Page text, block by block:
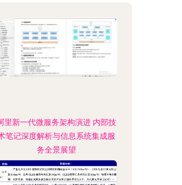
里新一代微服务架构演进 内部技
笔记深度解析与信息系统集成服
务全景展望